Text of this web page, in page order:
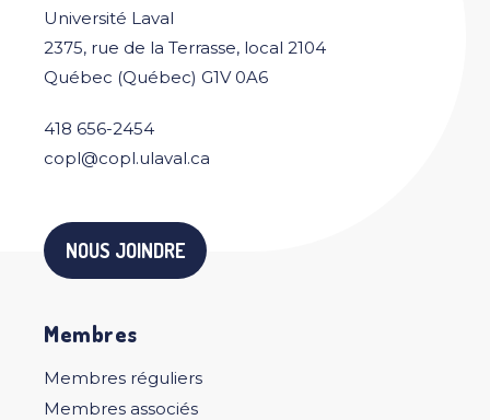
Université Laval
2375, rue de la Terrasse, local 2104
Québec (Québec) G1V 0A6
418 656-2454
copl@copl.ulaval.ca
NOUS JOINDRE
Membres
Membres réguliers
Membres associés